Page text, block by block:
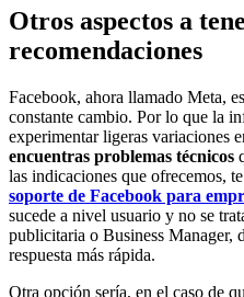
Otros aspectos a
recomendaciones
Facebook, ahora llamado Meta,
constante cambio. Por lo que la
experimentar ligeras variaciones
encuentras problemas técnicos
las indicaciones que ofrecemos,
soporte de Facebook para
sucede a nivel usuario y no se
publicitaria o Business Manager,
respuesta más rápida.
Otra opción sería, en el caso de